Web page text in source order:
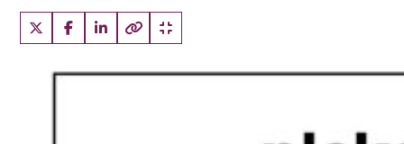
X (Twitter)FacebookLinkedInKopiuj pełny link
Kopiuj krótki link